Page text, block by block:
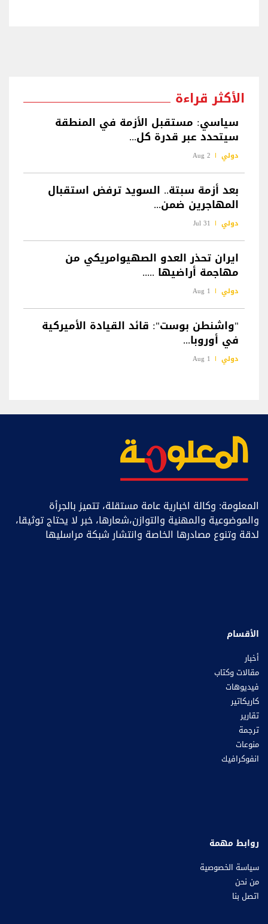
الأكثر قراءة
سياسي: مستقبل الأزمة في المنطقة
سيتحدد عبر قدرة كل...
دولي 2 Aug
بعد أزمة سبتة.. السويد ترفض استقبال
المهاجرين ضمن...
دولي 31 Jul
ايران تحذر العدو الصهيوامريكي من
مهاجمة أراضيها .....
دولي 1 Aug
"واشنطن بوست": قائد القيادة الأميركية
في أوروبا...
دولي 1 Aug
المعلومة: وكالة اخبارية عامة مستقلة، تتميز بالجرأة
والموضوعية والمهنية والتوازن،شعارها، خبر ﻻ يحتاج توثيقا،
لدقة وتنوع مصادرها الخاصة وانتشار شبكة مراسليها
الأقسام
أخبار
مقالات وكتاب
فيديوهات
كاريكاتير
تقارير
ترجمة
منوعات
انفوكرافيك
روابط مهمة
سياسة الخصوصية
من نحن
اتصل بنا